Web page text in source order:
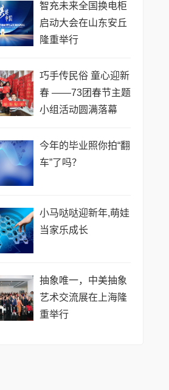
智充未来全国换电柜
启动大会在山东安丘
隆重举行
巧手传民俗 童心迎新
春 ——73团春节主题
小组活动圆满落幕
今年的毕业照你拍“翻
车”了吗？
小马哒哒迎新年,萌娃
当家乐成长
抽象唯一，中美抽象
艺术交流展在上海隆
重举行